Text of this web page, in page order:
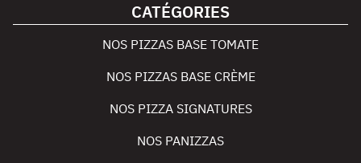
CATÉGORIES
NOS PIZZAS BASE TOMATE
NOS PIZZAS BASE CRÈME
NOS PIZZA SIGNATURES
NOS PANIZZAS